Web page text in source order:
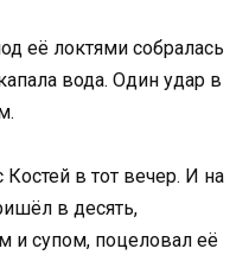
её локтями собралась
вода. Один удар в
Костей в тот вечер. И на
в десять,
и супом, поцеловал её